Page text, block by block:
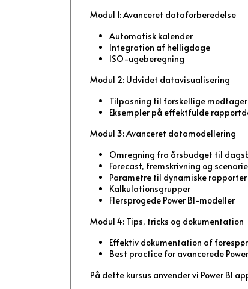
Modul 1: Avanceret dataforberedelse
Automatisk kalender
Integration af helligdage
ISO-ugeberegning
Modul 2: Udvidet datavisualisering
Tilpasning til forskellige
Eksempler på effektfulde
Modul 3: Avanceret datamodellering
Omregning fra årsbudget til
Forecast, fremskrivning og
Parametre til dynamiske rapporter
Kalkulationsgrupper
Flersprogede Power BI-modeller
Modul 4: Tips, tricks og dokumentation
Effektiv dokumentation af
Best practice for avancerede
På dette kursus anvender vi Power BI